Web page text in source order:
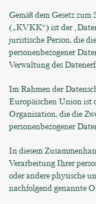
Gemäß dem Gesetz
(„KVKK“) ist der
juristische Person, die
personenbezogener
Verwaltung des
Im Rahmen der
Europäischen Union ist
Organisation, die die
personenbezogener
In diesem
Verarbeitung Ihrer
oder andere physische
nachfolgend genannte